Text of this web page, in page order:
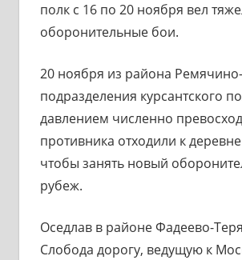
полк с 16 по 20 ноября вел
оборонительные бои.
20 ноября из района
подразделения курсантского
давлением численно
противника отходили к
чтобы занять новый
рубеж.
Оседлав в районе Фадеево-
Слобода дорогу, ведущую к